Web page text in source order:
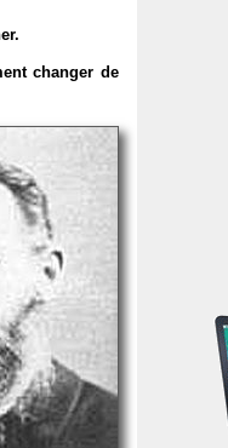
changer de